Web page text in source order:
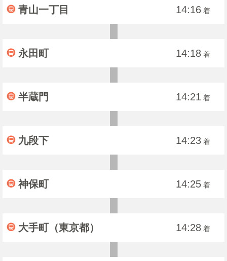
青山一丁目 14:16 着
永田町 14:18 着
半蔵門 14:21 着
九段下 14:23 着
神保町 14:25 着
大手町（東京都） 14:28 着